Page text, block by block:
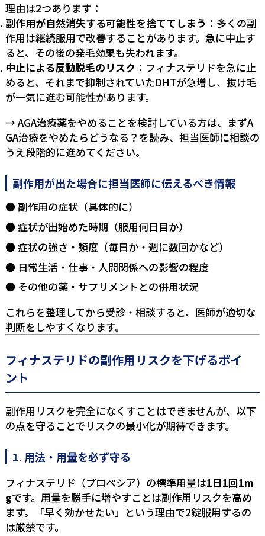
理由は2つあります：
副作用が自然消失する可能性を捨ててしまう ：多くの副
作用は継続服用で改善することがあります。急に中止す
ると、その後の発毛効果も失われます。
中止による反動脱毛のリスク ：フィナステリドを急に止
めると、それまで抑制されていたDHTが急増し、抜け毛
が一気に進む可能性があります。
→ AGA治療薬をやめることを検討している方は、まずA
GA治療をやめたらどうなる？ を読み、担当医師に相談の
うえ段階的に進めてください。
副作用が出た場合に担当医師に伝えるべき情報
副作用の症状（具体的に）
症状が出始めた時期（服用何日目か）
症状の強さ・頻度（毎日か・週に数回かなど）
日常生活・仕事・人間関係への影響の程度
その他の薬・サプリメントとの併用状況
これらを整理してから受診・相談すると、医師が適切な
判断をしやすくなります。
フィナステリドの副作用リスクを下げるポイ
ント
副作用リスクを完全になくすことはできませんが、以下
の点を守ることでリスクの最小化が期待できます。
1. 用法・用量を必ず守る
フィナステリド（プロペシア）の標準用量は1日1回1m
gです。用量を勝手に増やすことは副作用リスクを高め
ます。「早く効かせたい」という理由で2錠服用するの
は厳禁です。